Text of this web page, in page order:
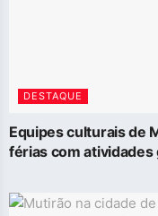
DESTAQUE
Equipes culturais de
férias com atividades